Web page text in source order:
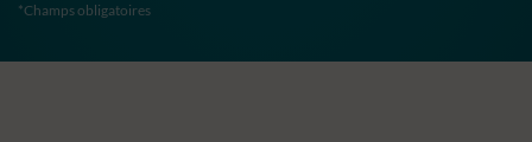
*Champs obligatoires